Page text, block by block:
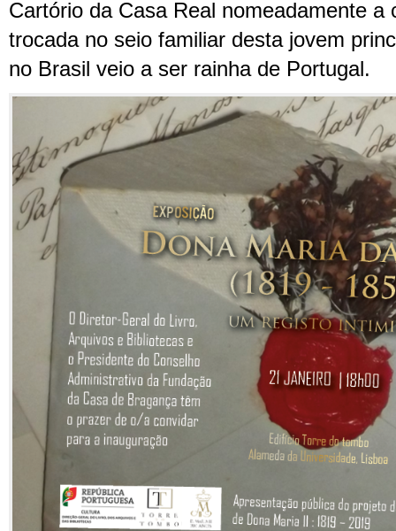
Cartório da Casa Real nomeadamente a
trocada no seio familiar desta jovem
no Brasil veio a ser rainha de Portugal.